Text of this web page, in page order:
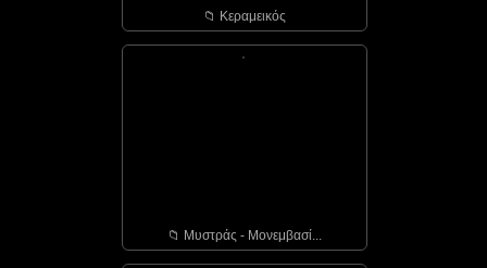
📁︎ Κεραμεικός
📁︎ Μυστράς - Μονεμβασί...